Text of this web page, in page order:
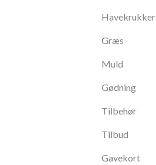
Havekrukker
Græs
Muld
Gødning
Tilbehør
Tilbud
Gavekort